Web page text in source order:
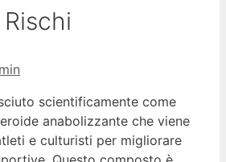
scientificamente come
anabolizzante che viene
e culturisti per migliorare